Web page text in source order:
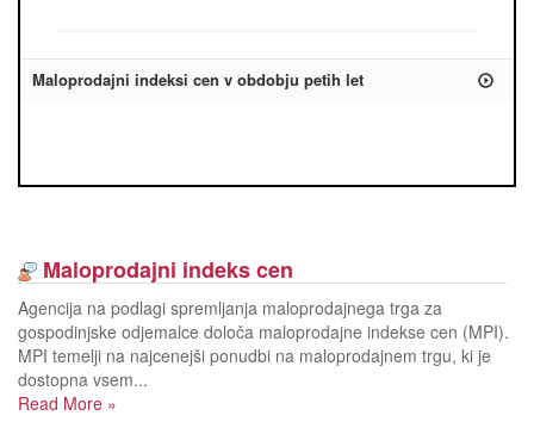
Maloprodajni indeksi cen v obdobju petih let
Maloprodajni indeks cen
Agencija na podlagi spremljanja maloprodajnega trga za
gospodinjske odjemalce določa maloprodajne indekse cen (MPI).
MPI temelji na najcenejši ponudbi na maloprodajnem trgu, ki je
dostopna vsem...
Read More »